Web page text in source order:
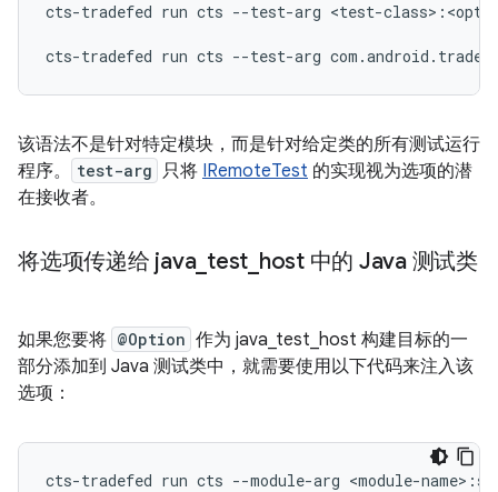
cts-tradefed run cts --test-arg <test-
cts-tradefed run cts --test-arg
该语法不是针对特定模块，而是针对给定类的所有测试运行
程序。
test-arg 只将 IRemoteTest 的实现视为选项的潜
在接收者。
将选项传递给 java_ test host 中的 Java 测试类
如果您要将 @Option 作为 java_test_host 构建目标的一
部分添加到 Java 测试类中，就需要使用以下代码来注入该
选项：
cts-tradefed run cts --module-arg